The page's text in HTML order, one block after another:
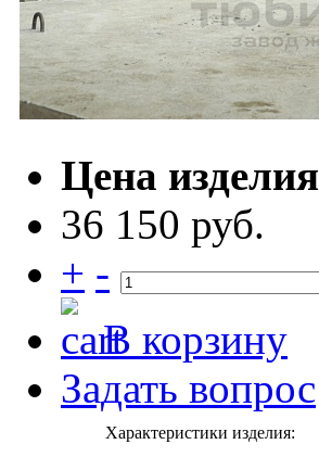
Цена изделия
36 150 руб.
+ -
В корзину
Задать вопрос
Характеристики изделия: